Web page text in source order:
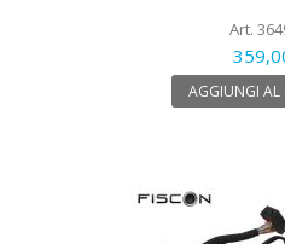
Art.
AGGIUNGI AL